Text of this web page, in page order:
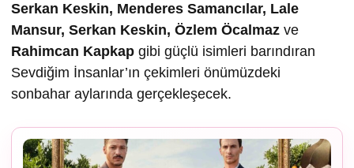
Serkan Keskin, Menderes Samancılar, Lale
Mansur, Serkan Keskin, Özlem Öcalmaz ve
Rahimcan Kapkap gibi güçlü isimleri barındıran
Sevdiğim İnsanlar’ın çekimleri önümüzdeki
sonbahar aylarında gerçekleşecek.